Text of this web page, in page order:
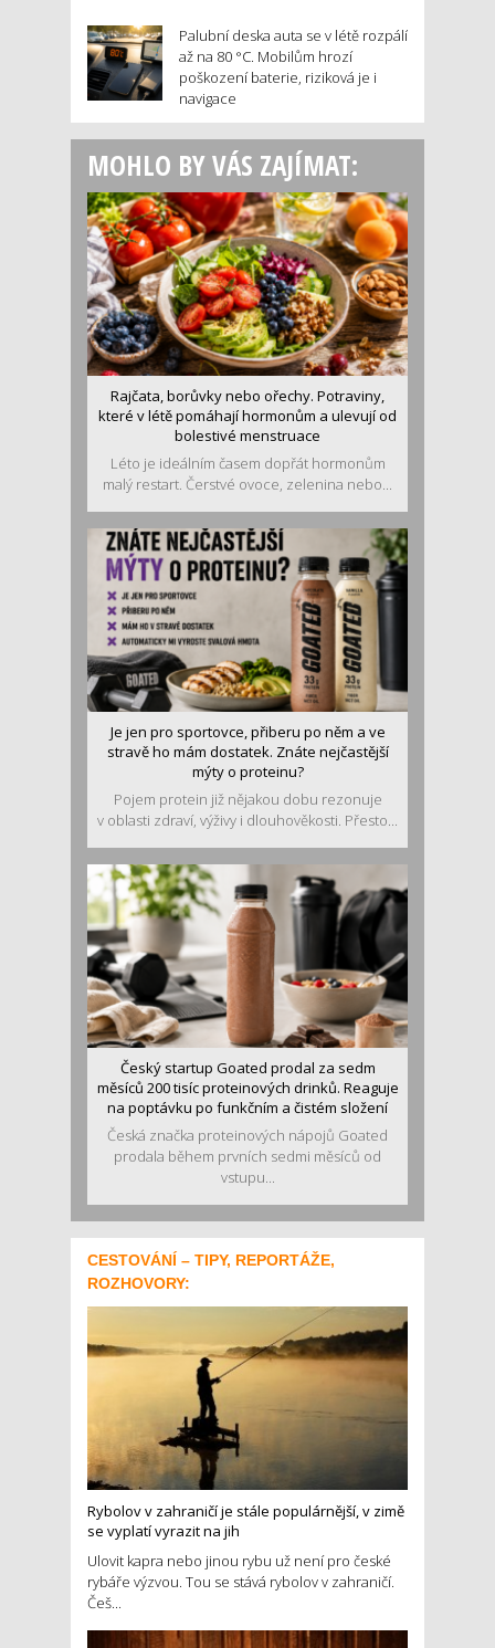
Palubní deska auta se v létě rozpálí
až na 80 °C. Mobilům hrozí
poškození baterie, riziková je i
navigace
MOHLO BY VÁS ZAJÍMAT:
Rajčata, borůvky nebo ořechy. Potraviny,
které v létě pomáhají hormonům a ulevují od
bolestivé menstruace
Léto je ideálním časem dopřát hormonům
malý restart. Čerstvé ovoce, zelenina nebo...
Je jen pro sportovce, přiberu po něm a ve
stravě ho mám dostatek. Znáte nejčastější
mýty o proteinu?
Pojem protein již nějakou dobu rezonuje
v oblasti zdraví, výživy i dlouhověkosti. Přesto...
Český startup Goated prodal za sedm
měsíců 200 tisíc proteinových drinků. Reaguje
na poptávku po funkčním a čistém složení
Česká značka proteinových nápojů Goated
prodala během prvních sedmi měsíců od
vstupu...
CESTOVÁNÍ – TIPY, REPORTÁŽE,
ROZHOVORY:
Rybolov v zahraničí je stále populárnější, v zimě
se vyplatí vyrazit na jih
Ulovit kapra nebo jinou rybu už není pro české
rybáře výzvou. Tou se stává rybolov v zahraničí.
Češ...